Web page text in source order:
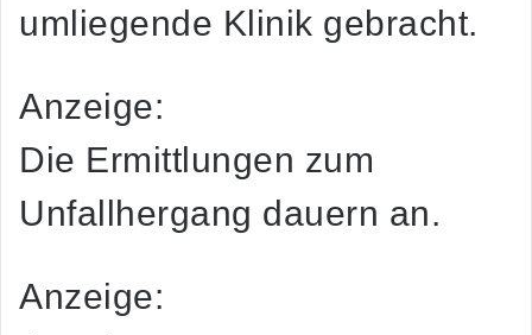
umliegende Klinik gebracht.
Anzeige:
Die Ermittlungen zum
Unfallhergang dauern an.
Anzeige: